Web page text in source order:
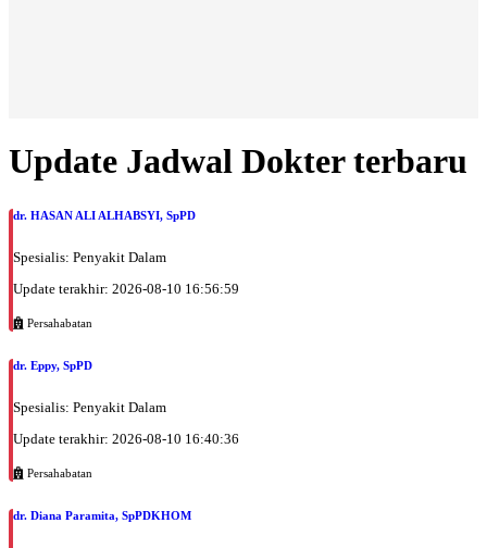
Update Jadwal Dokter terbaru
dr. HASAN ALI ALHABSYI, SpPD
Spesialis: Penyakit Dalam
Update terakhir: 2026-08-10 16:56:59
Persahabatan
dr. Eppy, SpPD
Spesialis: Penyakit Dalam
Update terakhir: 2026-08-10 16:40:36
Persahabatan
dr. Diana Paramita, SpPDKHOM